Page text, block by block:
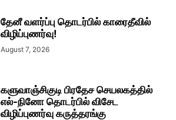
தேனீ வளர்ப்பு தொடர்பில் காரைதீவில்
விழிப்புணர்வு!
August 7, 2026
களுவாஞ்சிகுடி பிரதேச செயலகத்தில்
எல்-நினோ தொடர்பில் விசேட
விழிப்புணர்வு கருத்தரங்கு